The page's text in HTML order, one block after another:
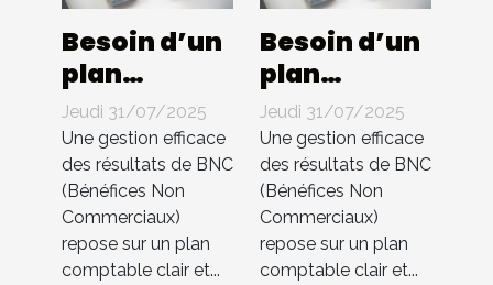
Besoin d’un
plan
comptable
pour BNC ?
Compta 4
You
s’occupe de
tout !
Jeudi 31/07/2025
Une gestion efficace
des résultats de BNC
(Bénéfices Non
Commerciaux)
repose sur un plan
comptable clair et...
Besoin d’un
plan
comptable
pour BNC ?
Compta 4
You
s’occupe de
tout !
Jeudi 31/07/2025
Une gestion efficace
des résultats de BNC
(Bénéfices Non
Commerciaux)
repose sur un plan
comptable clair et...